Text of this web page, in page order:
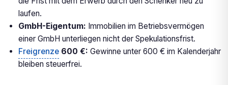
laufen.
GmbH-Eigentum: Immobilien im Betriebsvermögen
einer GmbH unterliegen nicht der Spekulationsfrist.
Freigrenze 600 €: Gewinne unter 600 € im Kalenderjahr
bleiben steuerfrei.